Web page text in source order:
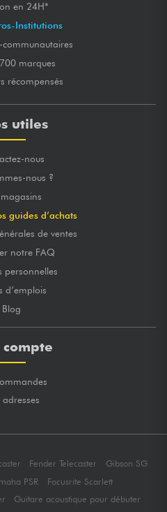
en 24H*
Institutions
marques
récompensés
utiles
nous
nous ?
guides d’achats
de ventes
notre FAQ
personnelles
d’emplois
Blog
adresses
Fender Telecaster
Gibson SG
PSR
Focusrite Scarlett
Guitare acoustique pour débuter